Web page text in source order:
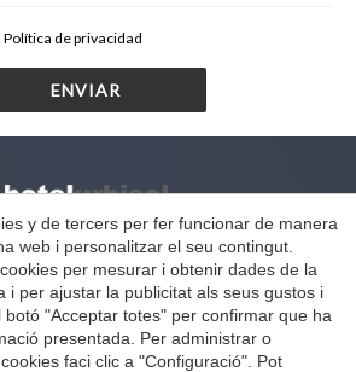
Política de privacidad
ENVIAR
a Vic N-141C, Km 20
(Barcelona) 08279
M 635405128
830 91 53·93 830 93 16
info@hotelurbisol.com
y de tercers per fer funcionar de manera
web i personalitzar el seu contingut.
per mesurar i obtenir dades de la
i per ajustar la publicitat als seus gustos i
"Acceptar totes" per confirmar que ha
presentada. Per administrar o
faci clic a "Configuració". Pot
Acceptar totes